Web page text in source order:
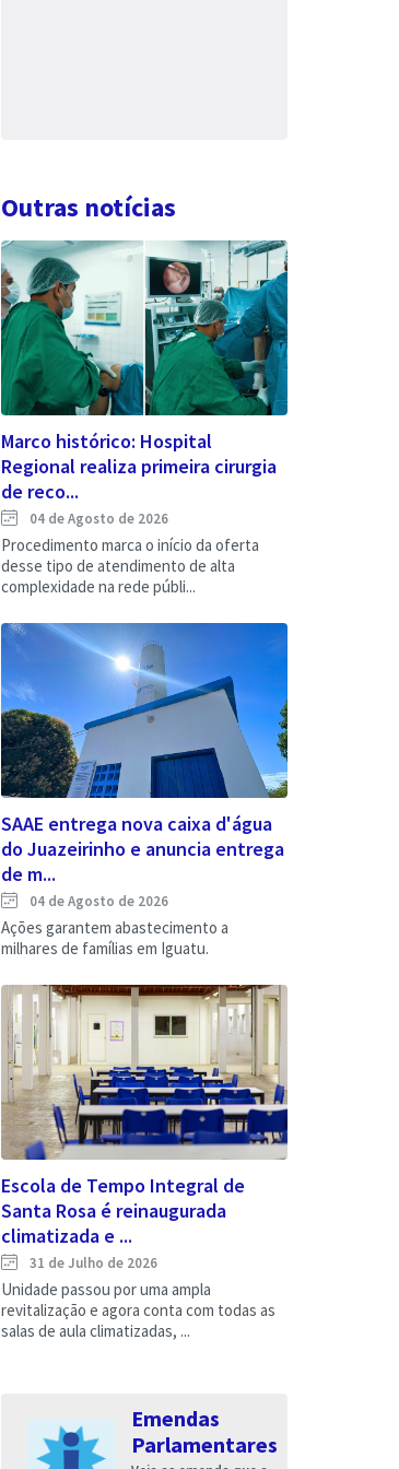
Outras notícias
Marco histórico: Hospital
Regional realiza primeira cirurgia
de reco...
04 de Agosto de 2026
Procedimento marca o início da oferta
desse tipo de atendimento de alta
complexidade na rede públi...
SAAE entrega nova caixa d'água
do Juazeirinho e anuncia entrega
de m...
04 de Agosto de 2026
Ações garantem abastecimento a
milhares de famílias em Iguatu.
Escola de Tempo Integral de
Santa Rosa é reinaugurada
climatizada e ...
31 de Julho de 2026
Unidade passou por uma ampla
revitalização e agora conta com todas as
salas de aula climatizadas, ...
Emendas
Parlamentares